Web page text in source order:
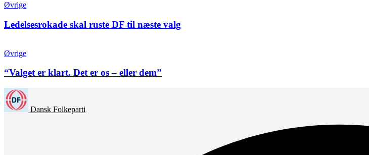
Øvrige
Ledelsesrokade skal ruste DF til næste valg
Øvrige
“Valget er klart. Det er os – eller dem”
Dansk Folkeparti